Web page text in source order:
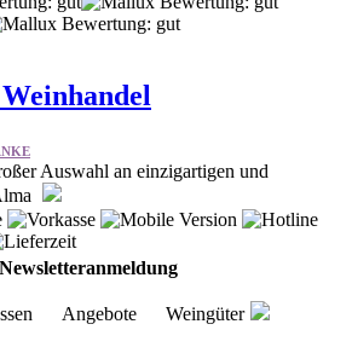
Auswahl an einzigartigen und
Angebote Weingüter